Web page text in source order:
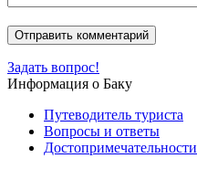
Задать вопрос!
Информация о Баку
Путеводитель туриста
Вопросы и ответы
Достопримечательности